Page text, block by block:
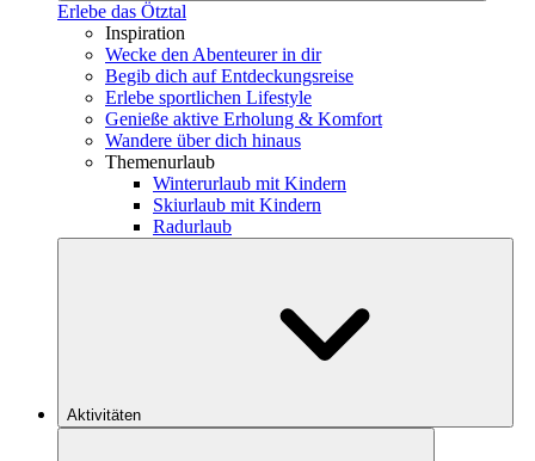
Erlebe das Ötztal
Inspiration
Wecke den Abenteurer in dir
Begib dich auf Entdeckungsreise
Erlebe sportlichen Lifestyle
Genieße aktive Erholung & Komfort
Wandere über dich hinaus
Themenurlaub
Winterurlaub mit Kindern
Skiurlaub mit Kindern
Radurlaub
Aktivitäten